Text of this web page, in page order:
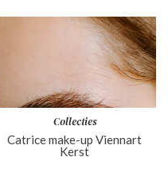
Collecties
Catrice make-up Viennart
Kerst